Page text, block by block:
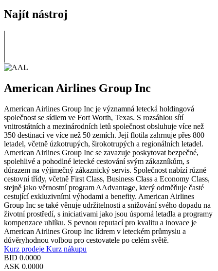
Najít nástroj
American Airlines Group Inc
American Airlines Group Inc je významná letecká holdingová
společnost se sídlem ve Fort Worth, Texas. S rozsáhlou sítí
vnitrostátních a mezinárodních letů společnost obsluhuje více než
350 destinací ve více než 50 zemích. Její flotila zahrnuje přes 800
letadel, včetně úzkotrupých, širokotrupých a regionálních letadel.
American Airlines Group Inc se zavazuje poskytovat bezpečné,
spolehlivé a pohodlné letecké cestování svým zákazníkům, s
důrazem na výjimečný zákaznický servis. Společnost nabízí různé
cestovní třídy, včetně First Class, Business Class a Economy Class,
stejně jako věrnostní program AAdvantage, který odměňuje časté
cestující exkluzivními výhodami a benefity. American Airlines
Group Inc se také věnuje udržitelnosti a snižování svého dopadu na
životní prostředí, s iniciativami jako jsou úsporná letadla a programy
kompenzace uhlíku. S pevnou reputací pro kvalitu a inovace je
American Airlines Group Inc lídrem v leteckém průmyslu a
důvěryhodnou volbou pro cestovatele po celém světě.
Kurz prodeje Kurz nákupu
BID 0.0000
ASK 0.0000